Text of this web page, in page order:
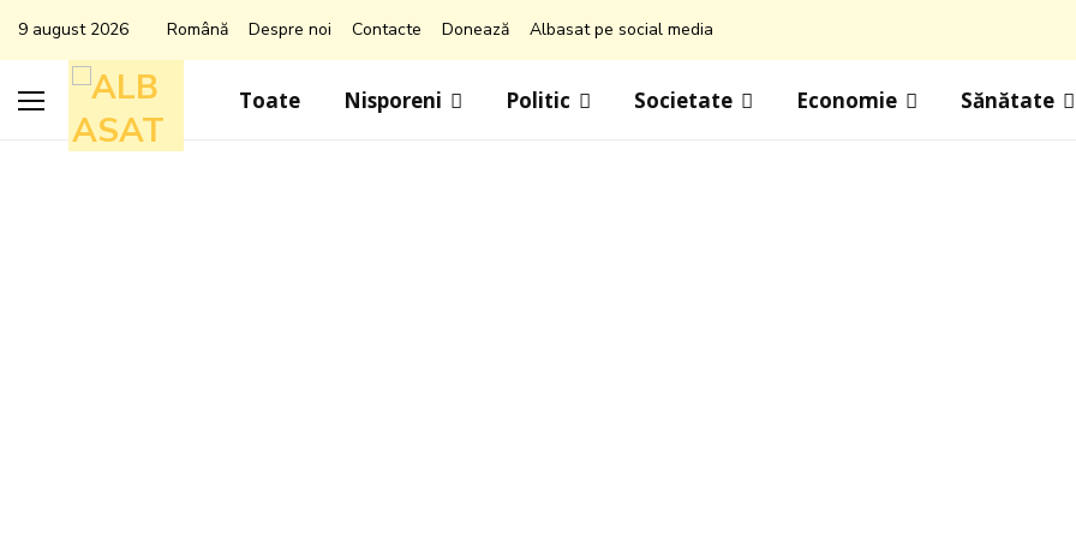
9 august 2026 Română Despre noi Contacte Donează Albasat pe social media
Toate Nisporeni Politic Societate Economie Sănătate